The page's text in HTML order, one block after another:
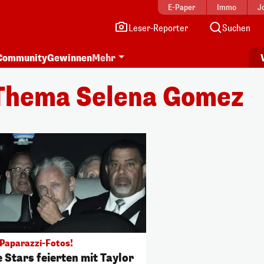
E-Paper Immo
Leser-Reporter Suchen
GewinnenMehr
Selena Gomez
Fotos!
Stars feierten mit Taylor